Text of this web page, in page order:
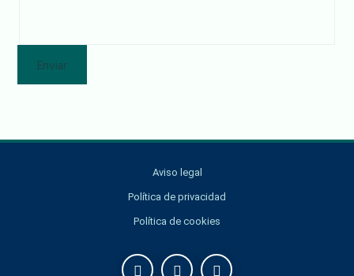
Enviar
Aviso legal
Política de privacidad
Política de cookies